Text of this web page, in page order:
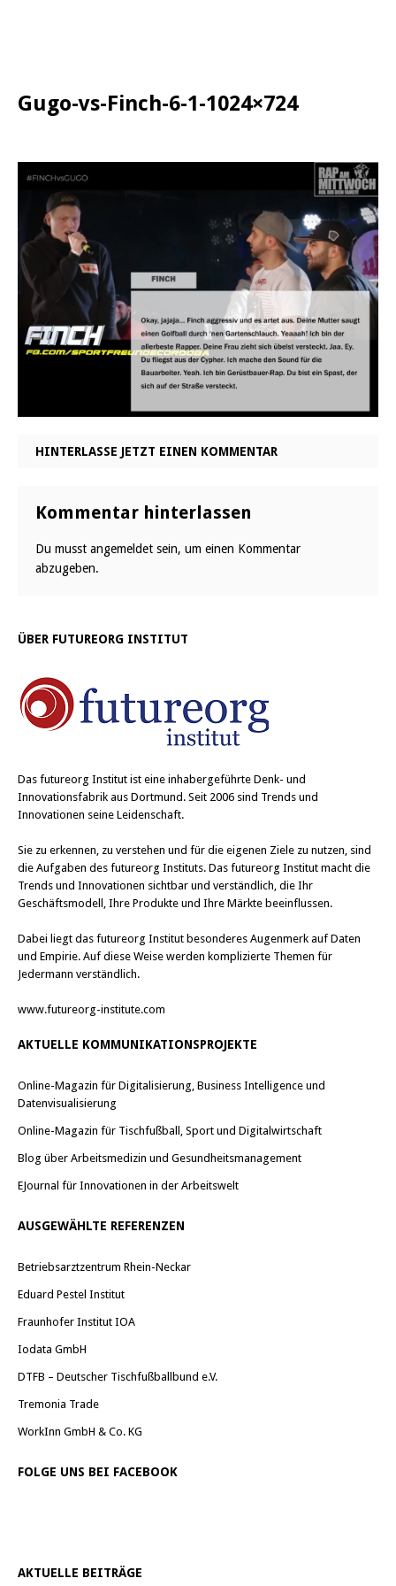
Gugo-vs-Finch-6-1-1024×724
HINTERLASSE JETZT EINEN KOMMENTAR
Kommentar hinterlassen
Du musst angemeldet sein, um einen Kommentar
abzugeben.
ÜBER FUTUREORG INSTITUT
Das futureorg Institut ist eine inhabergeführte Denk- und
Innovationsfabrik aus Dortmund. Seit 2006 sind Trends und
Innovationen seine Leidenschaft.
Sie zu erkennen, zu verstehen und für die eigenen Ziele zu nutzen, sind
die Aufgaben des futureorg Instituts. Das futureorg Institut macht die
Trends und Innovationen sichtbar und verständlich, die Ihr
Geschäftsmodell, Ihre Produkte und Ihre Märkte beeinflussen.
Dabei liegt das futureorg Institut besonderes Augenmerk auf Daten
und Empirie. Auf diese Weise werden komplizierte Themen für
Jedermann verständlich.
www.futureorg-institute.com
AKTUELLE KOMMUNIKATIONSPROJEKTE
Online-Magazin für Digitalisierung, Business Intelligence und
Datenvisualisierung
Online-Magazin für Tischfußball, Sport und Digitalwirtschaft
Blog über Arbeitsmedizin und Gesundheitsmanagement
EJournal für Innovationen in der Arbeitswelt
AUSGEWÄHLTE REFERENZEN
Betriebsarztzentrum Rhein-Neckar
Eduard Pestel Institut
Fraunhofer Institut IOA
Iodata GmbH
DTFB – Deutscher Tischfußballbund e.V.
Tremonia Trade
WorkInn GmbH & Co. KG
FOLGE UNS BEI FACEBOOK
AKTUELLE BEITRÄGE